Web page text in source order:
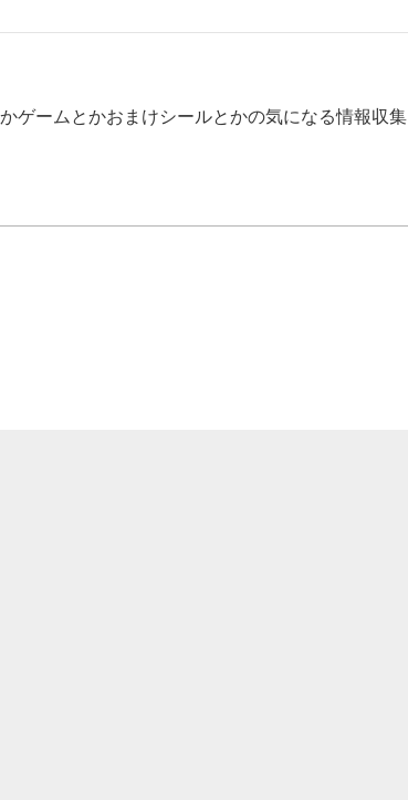
ゲームとかおまけシールとかの気になる情報収集